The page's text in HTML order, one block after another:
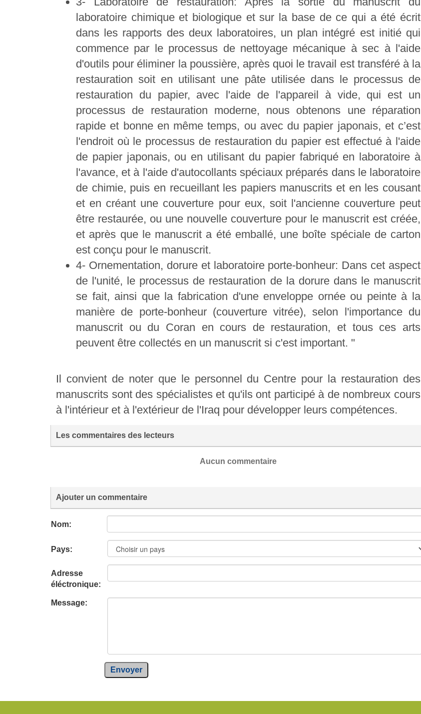
laboratoire chimique et biologique et sur la base de ce qui a été écrit
dans les rapports des deux laboratoires, un plan intégré est initié qui
commence par le processus de nettoyage mécanique à sec à l'aide
d'outils pour éliminer la poussière, après quoi le travail est transféré à la
restauration soit en utilisant une pâte utilisée dans le processus de
restauration du papier, avec l'aide de l'appareil à vide, qui est un
processus de restauration moderne, nous obtenons une réparation
rapide et bonne en même temps, ou avec du papier japonais, et c’est
l'endroit où le processus de restauration du papier est effectué à l'aide
de papier japonais, ou en utilisant du papier fabriqué en laboratoire à
l'avance, et à l'aide d'autocollants spéciaux préparés dans le laboratoire
de chimie, puis en recueillant les papiers manuscrits et en les cousant
et en créant une couverture pour eux, soit l'ancienne couverture peut
être restaurée, ou une nouvelle couverture pour le manuscrit est créée,
et après que le manuscrit a été emballé, une boîte spéciale de carton
est conçu pour le manuscrit.
4- Ornementation, dorure et laboratoire porte-bonheur: Dans cet aspect
de l'unité, le processus de restauration de la dorure dans le manuscrit
se fait, ainsi que la fabrication d'une enveloppe ornée ou peinte à la
manière de porte-bonheur (couverture vitrée), selon l'importance du
manuscrit ou du Coran en cours de restauration, et tous ces arts
peuvent être collectés en un manuscrit si c'est important. "
Il convient de noter que le personnel du Centre pour la restauration des
manuscrits sont des spécialistes et qu'ils ont participé à de nombreux cours
à l'intérieur et à l'extérieur de l'Iraq pour développer leurs compétences.
Les commentaires des lecteurs
Aucun commentaire
Ajouter un commentaire
Nom:
Pays:
Adresse
éléctronique:
Message:
Envoyer